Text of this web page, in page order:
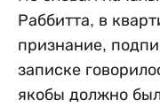
Раббитта, в
признание,
записке
якобы должно